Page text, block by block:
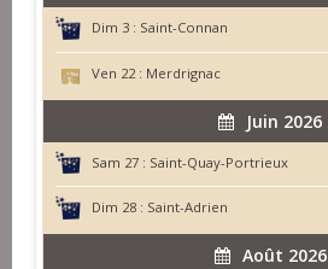
Dim 3 : Saint-Connan
Ven 22 : Merdrignac
Juin 2026
Sam 27 : Saint-Quay-Portrieux
Dim 28 : Saint-Adrien
Août 2026